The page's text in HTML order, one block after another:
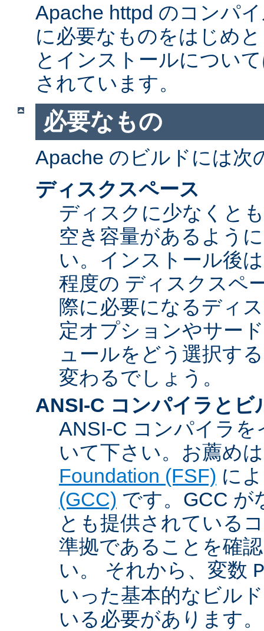
Apache httpd のコンパ
に必要なものをはじめ
とインストールについ
されています。
必要なもの
Apache のビルドには次
ディスクスペース
ディスクに少なくと
空き容量があるよう
い。インストール後
程度の ディスクスペ
際に必要になるディ
定オプションやサー
ュールをどう選択す
変わるでしょう。
ANSI-C コンパイラとビ
ANSI-C コンパイラ
いて下さい。お薦め
Foundation (FSF) に
(GCC) です。GCC が
とも提供されている
準拠であることを確
い。 それから、変数
いった基本的なビル
いる必要があります。